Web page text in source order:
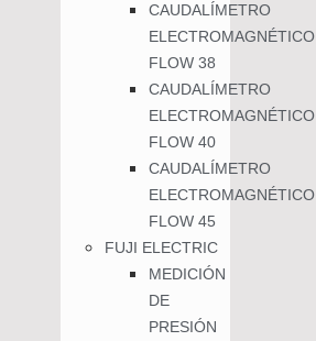
CAUDALÍMETRO
ELECTROMAGNÉTICO
FLOW 38
CAUDALÍMETRO
ELECTROMAGNÉTICO
FLOW 40
CAUDALÍMETRO
ELECTROMAGNÉTICO
FLOW 45
FUJI ELECTRIC
MEDICIÓN
DE
PRESIÓN